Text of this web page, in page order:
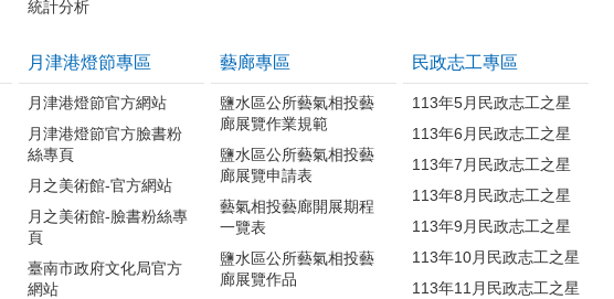
統計分析
月津港燈節專區
月津港燈節官方網站
月津港燈節官方臉書粉
絲專頁
月之美術館-官方網站
月之美術館-臉書粉絲專
頁
臺南市政府文化局官方
網站
藝廊專區
鹽水區公所藝氣相投藝
廊展覽作業規範
鹽水區公所藝氣相投藝
廊展覽申請表
藝氣相投藝廊開展期程
一覽表
鹽水區公所藝氣相投藝
廊展覽作品
民政志工專區
113年5月民政志工之星
113年6月民政志工之星
113年7月民政志工之星
113年8月民政志工之星
113年9月民政志工之星
113年10月民政志工之星
113年11月民政志工之星